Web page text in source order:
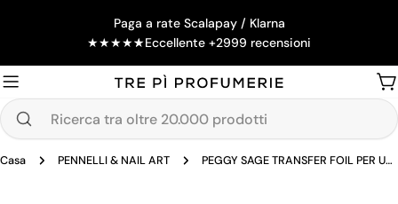
Paga a rate Scalapay / Klarna
★★★★★Eccellente +2999 recensioni
Ricerca
oltre
Casa PENNELLI & NAIL ART PEGGY SAGE TRANSFER FOIL PER UNGHIE - FUCHSIA